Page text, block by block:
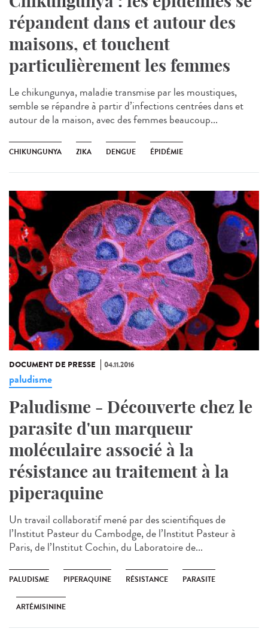
répandent dans et autour des
maisons, et touchent
particulièrement les femmes
Le chikungunya, maladie transmise par les moustiques,
semble se répandre à partir d’infections centrées dans et
autour de la maison, avec des femmes beaucoup...
CHIKUNGUNYA ZIKA DENGUE ÉPIDÉMIE
DOCUMENT DE PRESSE 04.11.2016
paludisme
Paludisme - Découverte chez le
parasite d'un marqueur
moléculaire associé à la
résistance au traitement à la
piperaquine
Un travail collaboratif mené par des scientifiques de
l’Institut Pasteur du Cambodge, de l’Institut Pasteur à
Paris, de l’Institut Cochin, du Laboratoire de...
PALUDISME PIPERAQUINE RÉSISTANCE PARASITE
ARTÉMISININE